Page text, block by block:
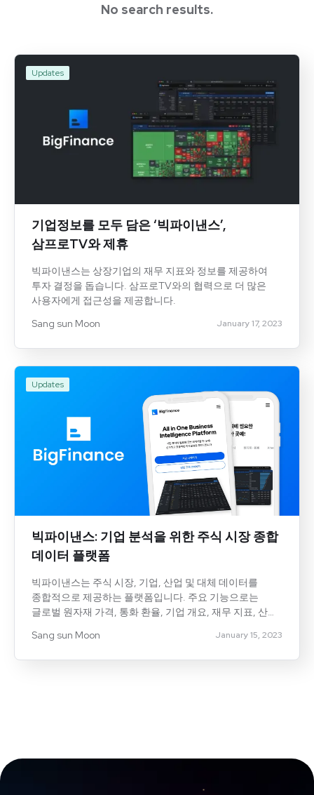
No search results.
Updates
기업정보를 모두 담은 ‘빅파이낸스’,
삼프로TV와 제휴
빅파이낸스는 상장기업의 재무 지표와 정보를 제공하여
투자 결정을 돕습니다. 삼프로TV와의 협력으로 더 많은
사용자에게 접근성을 제공합니다.
Sang sun Moon
January 17, 2023
Updates
빅파이낸스: 기업 분석을 위한 주식 시장 종합
데이터 플랫폼
빅파이낸스는 주식 시장, 기업, 산업 및 대체 데이터를
종합적으로 제공하는 플랫폼입니다. 주요 기능으로는
글로벌 원자재 가격, 통화 환율, 기업 개요, 재무 지표, 산업
사용자는 보다 효율적으로 투자 분석을 수행할 수 있으며,
Sang sun Moon January 15, 2023